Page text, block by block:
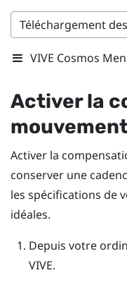
Téléchargement
VIVE Cosmos
Activer la
Activer la
conserver une
les spécifications de
idéales.
Depuis votre
VIVE.